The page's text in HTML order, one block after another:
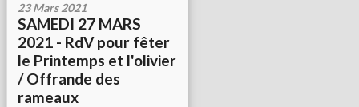
23 Mars 2021
SAMEDI 27 MARS
2021 - RdV pour fêter
le Printemps et l'olivier
/ Offrande des
rameaux